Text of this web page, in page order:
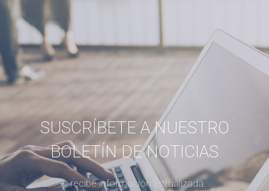
SUSCRÍBETE A NUESTRO
BOLETÍN DE NOTICIAS
y recibe información actualizada.